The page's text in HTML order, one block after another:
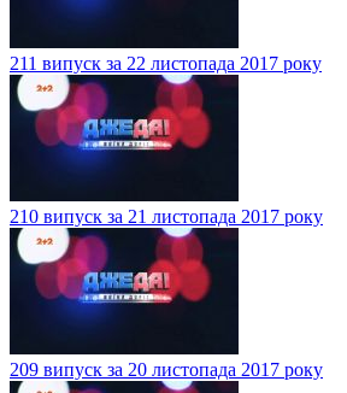
211 випуск за 22 листопада 2017 року
210 випуск за 21 листопада 2017 року
209 випуск за 20 листопада 2017 року